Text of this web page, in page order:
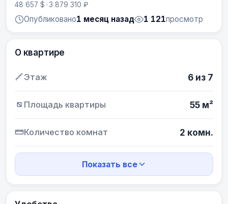
48 657 $•3 879 310 ₽
Опубликовано1 месяц назад 1 121просмотр
О квартире
Этаж 6 из 7
Площадь квартиры 55 м²
Количество комнат 2 комн.
Показать все